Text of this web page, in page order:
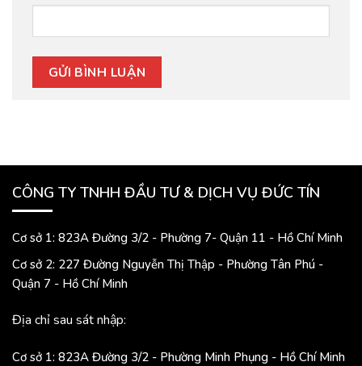
CÔNG TY TNHH ĐẦU TƯ & DỊCH VỤ ĐỨC TÍN
Cơ sở 1: 823A Đường 3/2 - Phường 7- Quận 11 - Hồ Chí Minh
Cơ sở 2: 227 Đường Nguyễn Thị Thập - Phường Tân Phú -
Quận 7 - Hồ Chí Minh
Địa chỉ sau sát nhập:
Cơ sở 1: 823A Đường 3/2 - Phường Minh Phụng - Hồ Chí Minh